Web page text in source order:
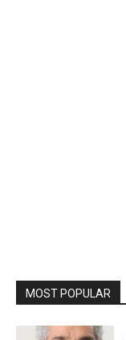
MOST POPULAR